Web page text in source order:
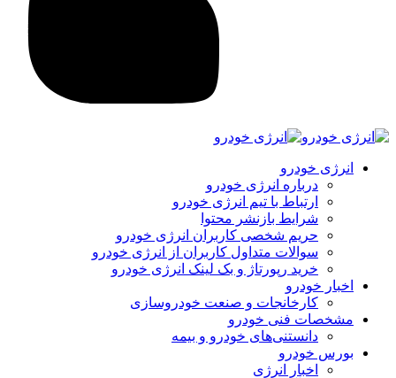
انرژی خودرو
درباره انرژی خودرو
ارتباط با تیم انرژی خودرو
شرایط بازنشر محتوا
حریم شخصی کاربران انرژی خودرو
سوالات متداول کاربران از انرژی خودرو
خرید رپورتاژ و بک لینک انرژی خودرو
اخبار خودرو
کارخانجات و صنعت خودروسازی
مشخصات فنی خودرو
دانستنی‌های خودرو و بیمه
بورس خودرو
اخبار انرژی